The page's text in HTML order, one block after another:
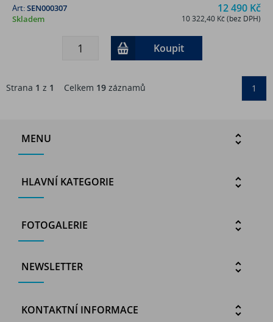
12 490 Kč
10 322,40 Kč (bez DPH)
Art:SEN000307
Skladem
Koupit
Strana 1 z 1 Celkem 19 záznamů 1
MENU
HLAVNÍ KATEGORIE
FOTOGALERIE
NEWSLETTER
KONTAKTNÍ INFORMACE